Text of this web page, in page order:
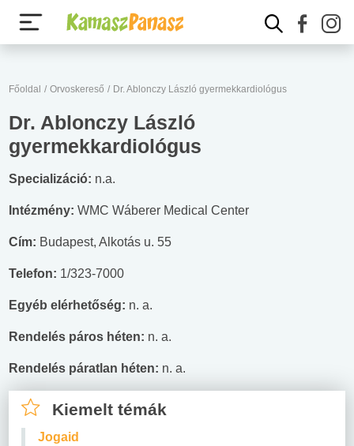
Főoldal / Orvoskereső / Dr. Ablonczy László gyermekkardiológus
Dr. Ablonczy László
gyermekkardiológus
Specializáció: n.a.
Intézmény: WMC Wáberer Medical Center
Cím: Budapest, Alkotás u. 55
Telefon: 1/323-7000
Egyéb elérhetőség: n. a.
Rendelés páros héten: n. a.
Rendelés páratlan héten: n. a.
Kiemelt témák
Jogaid